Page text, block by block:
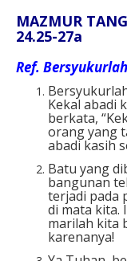
MAZMUR
24.25-27a
Ref.
Kekal abadi
berkata,
orang yang
abadi kasih
Batu yang
bangunan
terjadi pada
di mata kita.
marilah kita
karenanya!